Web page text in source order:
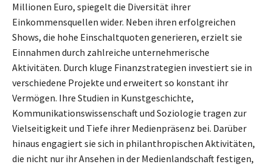
Millionen Euro, spiegelt die Diversität ihrer
Einkommensquellen wider. Neben ihren erfolgreichen
Shows, die hohe Einschaltquoten generieren, erzielt sie
Einnahmen durch zahlreiche unternehmerische
Aktivitäten. Durch kluge Finanzstrategien investiert sie in
verschiedene Projekte und erweitert so konstant ihr
Vermögen. Ihre Studien in Kunstgeschichte,
Kommunikationswissenschaft und Soziologie tragen zur
Vielseitigkeit und Tiefe ihrer Medienpräsenz bei. Darüber
hinaus engagiert sie sich in philanthropischen Aktivitäten,
die nicht nur ihr Ansehen in der Medienlandschaft festigen,